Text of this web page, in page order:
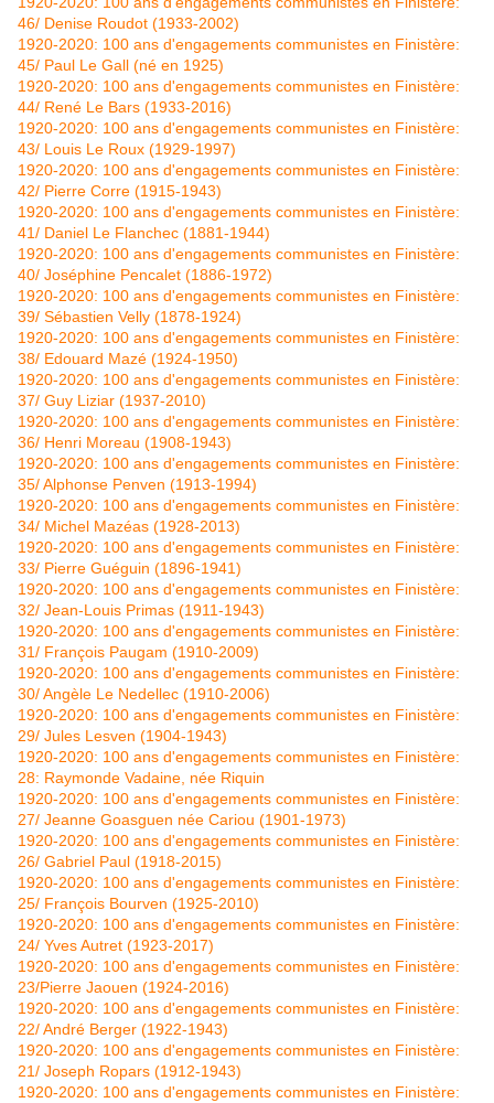
46/ Denise Roudot (1933-2002)
1920-2020: 100 ans d'engagements communistes en Finistère:
45/ Paul Le Gall (né en 1925)
1920-2020: 100 ans d'engagements communistes en Finistère:
44/ René Le Bars (1933-2016)
1920-2020: 100 ans d'engagements communistes en Finistère:
43/ Louis Le Roux (1929-1997)
1920-2020: 100 ans d'engagements communistes en Finistère:
42/ Pierre Corre (1915-1943)
1920-2020: 100 ans d'engagements communistes en Finistère:
41/ Daniel Le Flanchec (1881-1944)
1920-2020: 100 ans d'engagements communistes en Finistère:
40/ Joséphine Pencalet (1886-1972)
1920-2020: 100 ans d'engagements communistes en Finistère:
39/ Sébastien Velly (1878-1924)
1920-2020: 100 ans d'engagements communistes en Finistère:
38/ Edouard Mazé (1924-1950)
1920-2020: 100 ans d'engagements communistes en Finistère:
37/ Guy Liziar (1937-2010)
1920-2020: 100 ans d'engagements communistes en Finistère:
36/ Henri Moreau (1908-1943)
1920-2020: 100 ans d'engagements communistes en Finistère:
35/ Alphonse Penven (1913-1994)
1920-2020: 100 ans d'engagements communistes en Finistère:
34/ Michel Mazéas (1928-2013)
1920-2020: 100 ans d'engagements communistes en Finistère:
33/ Pierre Guéguin (1896-1941)
1920-2020: 100 ans d'engagements communistes en Finistère:
32/ Jean-Louis Primas (1911-1943)
1920-2020: 100 ans d'engagements communistes en Finistère:
31/ François Paugam (1910-2009)
1920-2020: 100 ans d'engagements communistes en Finistère:
30/ Angèle Le Nedellec (1910-2006)
1920-2020: 100 ans d'engagements communistes en Finistère:
29/ Jules Lesven (1904-1943)
1920-2020: 100 ans d'engagements communistes en Finistère:
28: Raymonde Vadaine, née Riquin
1920-2020: 100 ans d'engagements communistes en Finistère:
27/ Jeanne Goasguen née Cariou (1901-1973)
1920-2020: 100 ans d'engagements communistes en Finistère:
26/ Gabriel Paul (1918-2015)
1920-2020: 100 ans d'engagements communistes en Finistère:
25/ François Bourven (1925-2010)
1920-2020: 100 ans d'engagements communistes en Finistère:
24/ Yves Autret (1923-2017)
1920-2020: 100 ans d'engagements communistes en Finistère:
23/Pierre Jaouen (1924-2016)
1920-2020: 100 ans d'engagements communistes en Finistère:
22/ André Berger (1922-1943)
1920-2020: 100 ans d'engagements communistes en Finistère:
21/ Joseph Ropars (1912-1943)
1920-2020: 100 ans d'engagements communistes en Finistère: